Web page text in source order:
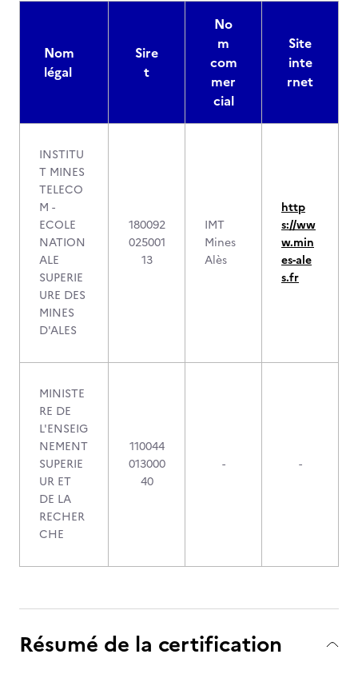
Nom
légal
Sire
t
No
m
com
mer
cial
Site
inte
rnet
INSTITU
T MINES
TELECO
M -
ECOLE
NATION
ALE
SUPERIE
URE DES
MINES
D'ALES
180092
025001
13
IMT
Mines
Alès
http
s://ww
w.min
es-ale
s.fr
MINISTE
RE DE
L'ENSEIG
NEMENT
SUPERIE
UR ET
DE LA
RECHER
CHE
110044
013000
40
- -
Résumé de la certification